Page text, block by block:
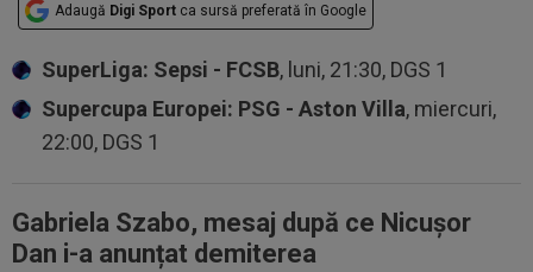
Adaugă Digi Sport ca sursă preferată în Google
SuperLiga: Sepsi - FCSB, luni, 21:30, DGS 1
Supercupa Europei: PSG - Aston Villa, miercuri,
22:00, DGS 1
Gabriela Szabo, mesaj după ce Nicușor
Dan i-a anunțat demiterea